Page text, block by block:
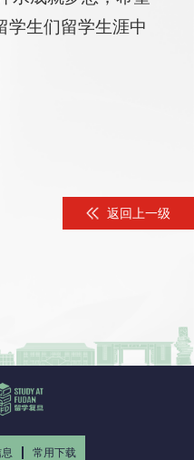
学生们留学生涯中
返回上一级
常用下载